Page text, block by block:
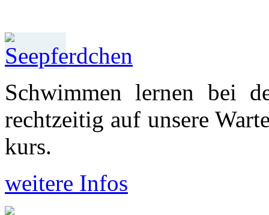
Schwimmen lernen bei
recht­zeitig auf unsere
kurs.
weitere Infos